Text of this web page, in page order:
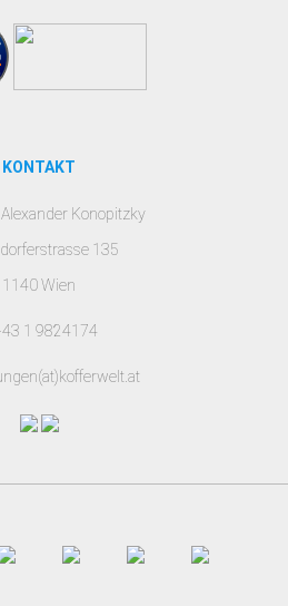
KONTAKT
Konopitzky
135
1140 Wien
1 9824174